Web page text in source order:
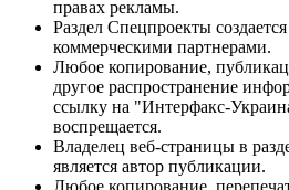
правах рекламы.
Раздел Спецпроекты
коммерческими партнерами.
Любое копирование,
другое распространение
ссылку на "Интерфакс-
воспрещается.
Владелец веб-страницы в
является автор публикации.
Любое копирование,